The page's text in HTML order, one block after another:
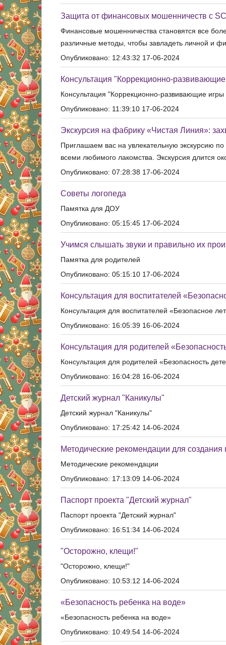
Защита от финансовых мошенничеств с
Финансовые мошенничества становятся все
различные методы, чтобы завладеть личной и
Опубликовано: 12:43:32 17-06-2024
Консультация "Коррекционно-
Консультация "Коррекционно-развивающие
Опубликовано: 11:39:10 17-06-2024
Экскурсия на фабрику «Чистая Линия»:
Приглашаем вас на увлекательную экскурсию
всеми любимого лакомства. Экскурсия длится
Опубликовано: 07:28:38 17-06-2024
Советы логопеда
Памятка для ДОУ
Опубликовано: 05:15:45 17-06-2024
Учимся слышать звуки и правильно их
Памятка для родителей
Опубликовано: 05:15:10 17-06-2024
Консультация для воспитателей
Консультация для воспитателей «Безопасное
Опубликовано: 16:05:39 16-06-2024
Консультация для родителей
Консультация для родителей «Безопасность
Опубликовано: 16:04:28 16-06-2024
Детский журнал "Каникулы"
Детский журнал "Каникулы"
Опубликовано: 17:25:42 14-06-2024
Методические рекомендации для создания
Методические рекомендации
Опубликовано: 17:13:09 14-06-2024
Паспорт проекта "Детский журнал"
Паспорт проекта "Детский журнал"
Опубликовано: 16:51:34 14-06-2024
"Осторожно, клещи!"
"Осторожно, клещи!"
Опубликовано: 10:53:12 14-06-2024
«Безопасность ребенка на воде»
«Безопасность ребенка на воде»
Опубликовано: 10:49:54 14-06-2024